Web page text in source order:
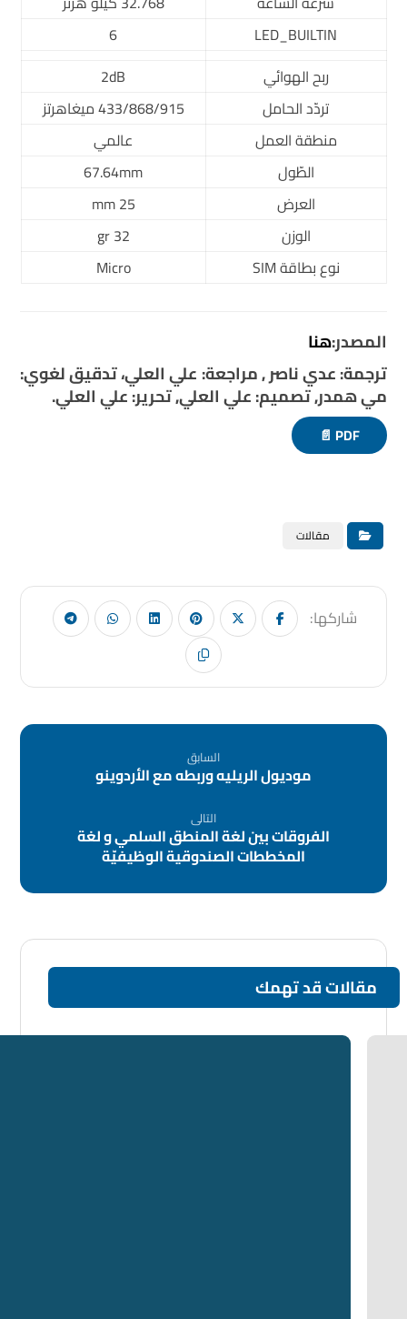
LED_BUILTIN
6
ربح الهوائي
2dB
تردّد الحامل
433/868/915 ميغاهرتز
منطقة العمل
عالمي
الطّول
67.64mm
العرض
25 mm
الوزن
32 gr
نوع بطاقة SIM
Micro
المصدر:هنا
ترجمة: عدي ناصر , مراجعة: علي العلي، تدقيق لغوي:
مي همدر, تصميم: علي العلي, تحرير: علي العلي.
PDF 📄
مقالات
السابق
موديول الريليه وربطه مع الأردوينو
التالى
الفروقات بين لغة المنطق السلمي و لغة
المخططات الصندوقية الوظيفيّة
مقالات قد تهمك